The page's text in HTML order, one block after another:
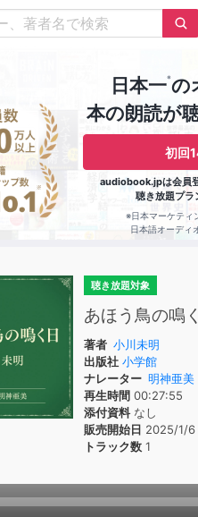
日本一※の
本の朗読が
初回
audiobook.jpは会員
聴き放題プラ
※日本マーケティ
日本語オーディ
聴き放題対象
あほう鳥の鳴
著者 小川未明
出版社 小学館
ナレーター 明神亜美
再生時間 00:27:55
添付資料なし
販売開始日 2025/1/6
トラック数 1